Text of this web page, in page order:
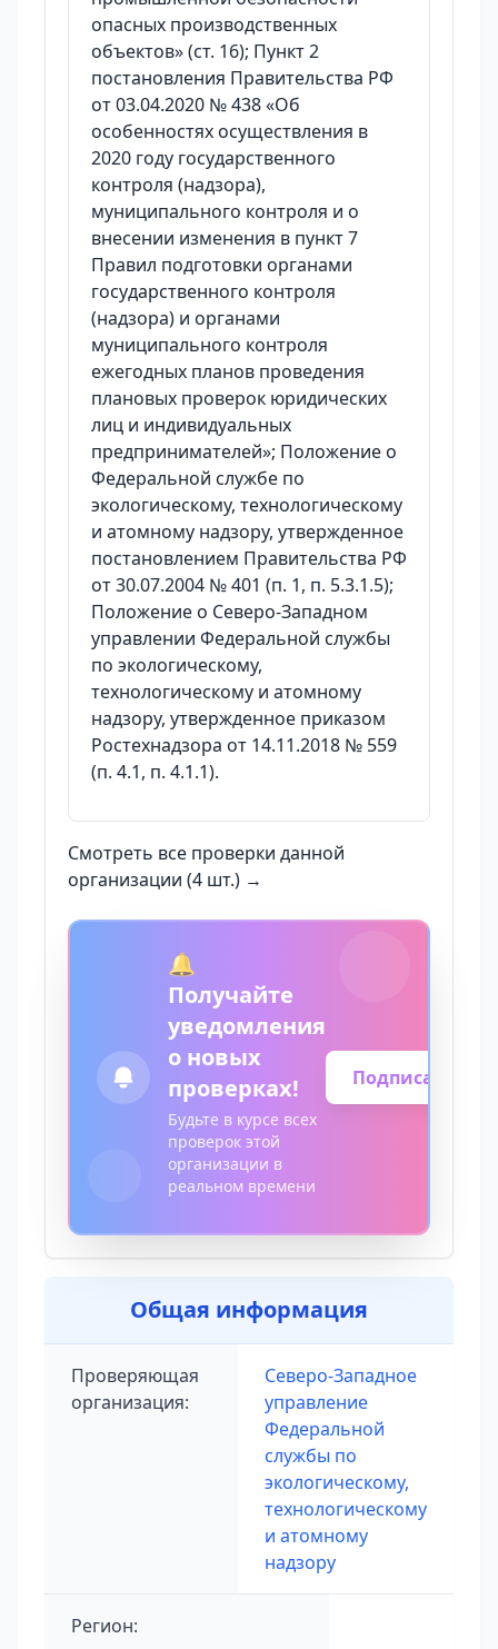
опасных производственных
объектов» (ст. 16); Пункт 2
постановления Правительства РФ
от 03.04.2020 № 438 «Об
особенностях осуществления в
2020 году государственного
контроля (надзора),
муниципального контроля и о
внесении изменения в пункт 7
Правил подготовки органами
государственного контроля
(надзора) и органами
муниципального контроля
ежегодных планов проведения
плановых проверок юридических
лиц и индивидуальных
предпринимателей»; Положение о
Федеральной службе по
экологическому, технологическому
и атомному надзору, утвержденное
постановлением Правительства РФ
от 30.07.2004 № 401 (п. 1, п. 5.3.1.5);
Положение о Северо-Западном
управлении Федеральной службы
по экологическому,
технологическому и атомному
надзору, утвержденное приказом
Ростехнадзора от 14.11.2018 № 559
(п. 4.1, п. 4.1.1).
Смотреть все проверки данной
организации (4 шт.) →
🔔
Получайте
уведомления
о новых
проверках!
Будьте в курсе всех
проверок этой
организации в
реальном времени
Подписаться
Общая информация
Проверяющая
организация:
Северо-Западное
управление
Федеральной
службы по
экологическому,
технологическому
и атомному
надзору
Регион: